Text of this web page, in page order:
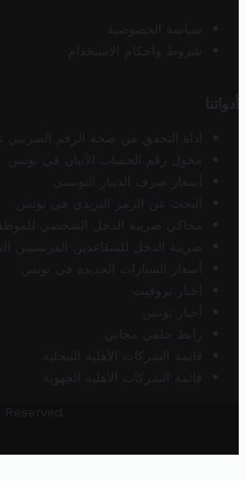
سياسة الخصوصية
شروط وأحكام الاستخدام
أدواتنا
أداة التحقق من صحة الرقم الضريبي
محول رقم الحساب الآيبان في تونس
أسعار صرف الدينار التونسي
البحث عن الرمز البريدي في تونس
محاكي ضريبة الدخل الشخصي
ضريبة الدخل للمتقاعدين الفرنسيين
أسعار السيارات الجديدة في تونس
أخبار تروفيت
أخبار تونس
رابط خلفي مجاني
قائمة الشركات الأهلية المحلية
قائمة الشركات الأهلية الجهوية